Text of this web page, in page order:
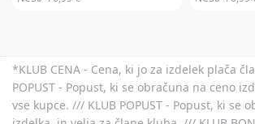
*KLUB CENA - Cena, ki jo za izdelek plača
POPUST - Popust, ki se obračuna na ceno
vse kupce. /// KLUB POPUST - Popust, ki se